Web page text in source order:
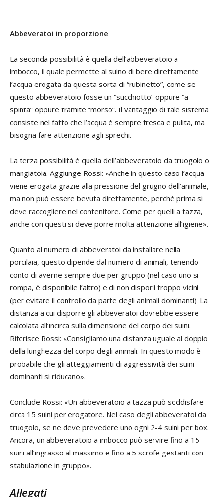
Abbeveratoi in proporzione
La seconda possibilità è quella dell’abbeveratoio a
imbocco, il quale permette al suino di bere direttamente
l’acqua erogata da questa sorta di “rubinetto”, come se
questo abbeveratoio fosse un “succhiotto” oppure “a
spinta” oppure tramite “morso”. Il vantaggio di tale sistema
consiste nel fatto che l’acqua è sempre fresca e pulita, ma
bisogna fare attenzione agli sprechi.
La terza possibilità è quella dell’abbeveratoio da truogolo o
mangiatoia. Aggiunge Rossi: «Anche in questo caso l’acqua
viene erogata grazie alla pressione del grugno dell’animale,
ma non può essere bevuta direttamente, perché prima si
deve raccogliere nel contenitore. Come per quelli a tazza,
anche con questi si deve porre molta attenzione all’igiene».
Quanto al numero di abbeveratoi da installare nella
porcilaia, questo dipende dal numero di animali, tenendo
conto di averne sempre due per gruppo (nel caso uno si
rompa, è disponibile l’altro) e di non disporli troppo vicini
(per evitare il controllo da parte degli animali dominanti). La
distanza a cui disporre gli abbeveratoi dovrebbe essere
calcolata all’incirca sulla dimensione del corpo dei suini.
Riferisce Rossi: «Consigliamo una distanza uguale al doppio
della lunghezza del corpo degli animali. In questo modo è
probabile che gli atteggiamenti di aggressività dei suini
dominanti si riducano».
Conclude Rossi: «Un abbeveratoio a tazza può soddisfare
circa 15 suini per erogatore. Nel caso degli abbeveratoi da
truogolo, se ne deve prevedere uno ogni 2-4 suini per box.
Ancora, un abbeveratoio a imbocco può servire fino a 15
suini all’ingrasso al massimo e fino a 5 scrofe gestanti con
stabulazione in gruppo».
Allegati